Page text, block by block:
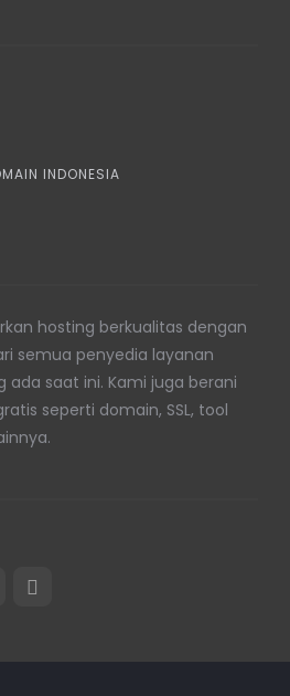
INDONESIA
hosting berkualitas dengan
semua penyedia layanan
ada saat ini. Kami juga berani
seperti domain, SSL, tool